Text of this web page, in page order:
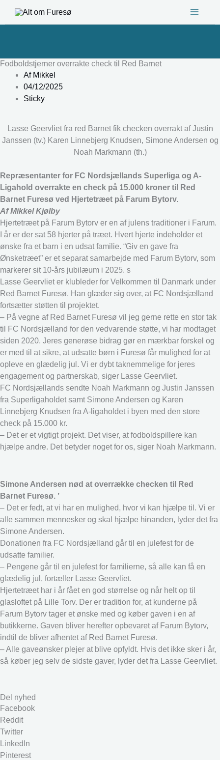
Fodboldstjerner overrakte check til Red Barnet
AfMikkel
04/12/2025
Sticky
Lasse Geervliet fra red Barnet fik checken overrakt af Justin
Janssen (tv.) Karen Linnebjerg Knudsen, Simone Andersen og
Noah Markmann (th.)
Repræsentanter for FC Nordsjællands Superliga og A-
Ligahold overrakte en check på 15.000 kroner til Red
Barnet Furesø ved Hjertetræet på Farum Bytorv.
Af Mikkel Kjølby
Hjertetræet på Farum Bytorv er en af julens traditioner i Farum.
I år er der sat 58 hjerter på træet. Hvert hjerte indeholder et
ønske fra et barn i en udsat familie. “Giv en gave fra
Ønsketræet” er et separat samarbejde med Farum Bytorv, som
markerer sit 10-års jubilæum i 2025. s
Lasse Geervliet er klubleder for Velkommen til Danmark under
Red Barnet Furesø. Han glæder sig over, at FC Nordsjælland
fortsætter støtten til projektet.
– På vegne af Red Barnet Furesø vil jeg gerne rette en stor tak
til FC Nordsjælland for den vedvarende støtte, vi har modtaget
siden 2020. Jeres generøse bidrag gør en mærkbar forskel og
er med til at sikre, at udsatte børn i Furesø får mulighed for at
opleve en glædelig jul. Vi er dybt taknemmelige for jeres
engagement og partnerskab, siger Lasse Geervliet.
FC Nordsjællands sendte Noah Markmann og Justin Janssen
fra Superligaholdet samt Simone Andersen og Karen
Linnebjerg Knudsen fra A-ligaholdet i byen med den store
check på 15.000 kr.
– Det er et vigtigt projekt. Det viser, at fodboldspillere kan
hjælpe andre. Det betyder noget for os, siger Noah Markmann.
Simone Andersen nød at overrække checken til Red
Barnet Furesø. ’
– Det er fedt, at vi har en mulighed, hvor vi kan hjælpe til. Vi er
alle sammen mennesker og skal hjælpe hinanden, lyder det fra
Simone Andersen.
Donationen fra FC Nordsjælland går til en julefest for de
udsatte familier.
– Pengene går til en julefest for familierne, så alle kan få en
glædelig jul, fortæller Lasse Geervliet.
Hjertetræet har i år fået en god størrelse og når helt op til
glasloftet på Lille Torv. Der er tradition for, at kunderne på
Farum Bytorv tager et ønske med og køber gaven i en af
butikkerne. Gaven bliver herefter opbevaret af Farum Bytorv,
indtil de bliver afhentet af Red Barnet Furesø.
– Alle gaveønsker plejer at blive opfyldt. Hvis det ikke sker i år,
så køber jeg selv de sidste gaver, lyder det fra Lasse Geervliet.
Del nyhed
Facebook
Reddit
Twitter
LinkedIn
Pinterest